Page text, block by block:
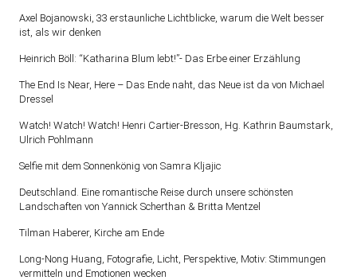
Axel Bojanowski, 33 erstaunliche Lichtblicke, warum die Welt besser
ist, als wir denken
Heinrich Böll: “Katharina Blum lebt!”- Das Erbe einer Erzählung
The End Is Near, Here – Das Ende naht, das Neue ist da von Michael
Dressel
Watch! Watch! Watch! Henri Cartier-Bresson, Hg. Kathrin Baumstark,
Ulrich Pohlmann
Selfie mit dem Sonnenkönig von Samra Kljajic
Deutschland. Eine romantische Reise durch unsere schönsten
Landschaften von Yannick Scherthan & Britta Mentzel
Tilman Haberer, Kirche am Ende
Long-Nong Huang, Fotografie, Licht, Perspektive, Motiv: Stimmungen
vermitteln und Emotionen wecken